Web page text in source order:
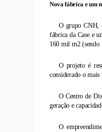
Nova fábrica e um
O grupo CNH,
fábrica da Case e
160 mil m2 (sendo
O projeto é
considerado o
O Centro de
geração e
O